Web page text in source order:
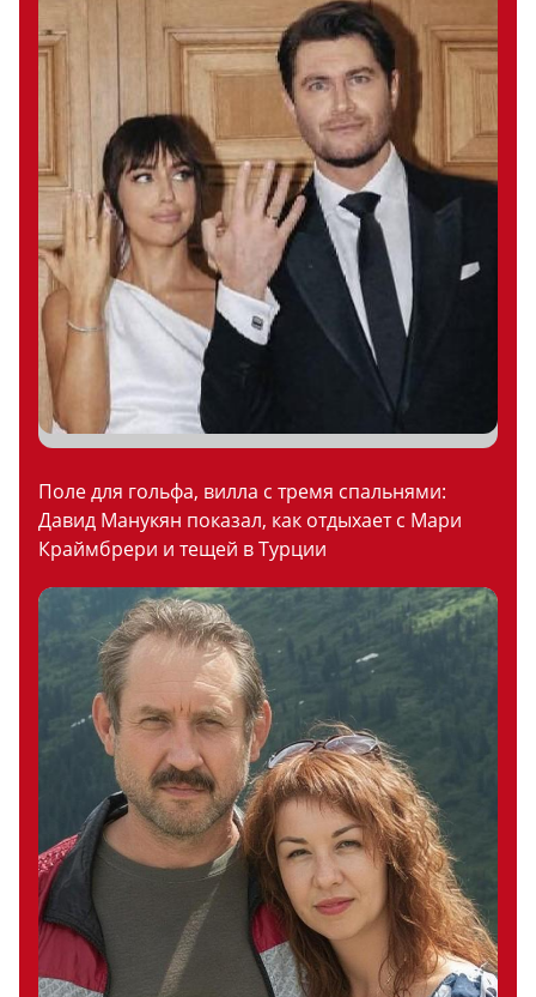
Поле для гольфа, вилла с тремя спальнями:
Давид Манукян показал, как отдыхает с Мари
Краймбрери и тещей в Турции